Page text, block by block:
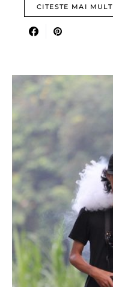
CITESTE MAI MULT